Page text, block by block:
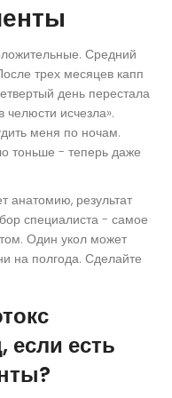
Средний
трех месяцев капп
день перестала
челюсти исчезла».
меня по ночам.
тоньше - теперь даже
анатомию, результат
специалиста - самое
Один укол может
на полгода. Сделайте
есть